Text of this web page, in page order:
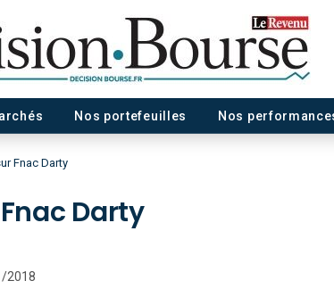
Nos portefeuilles Nos
Fnac Darty
Darty
2018